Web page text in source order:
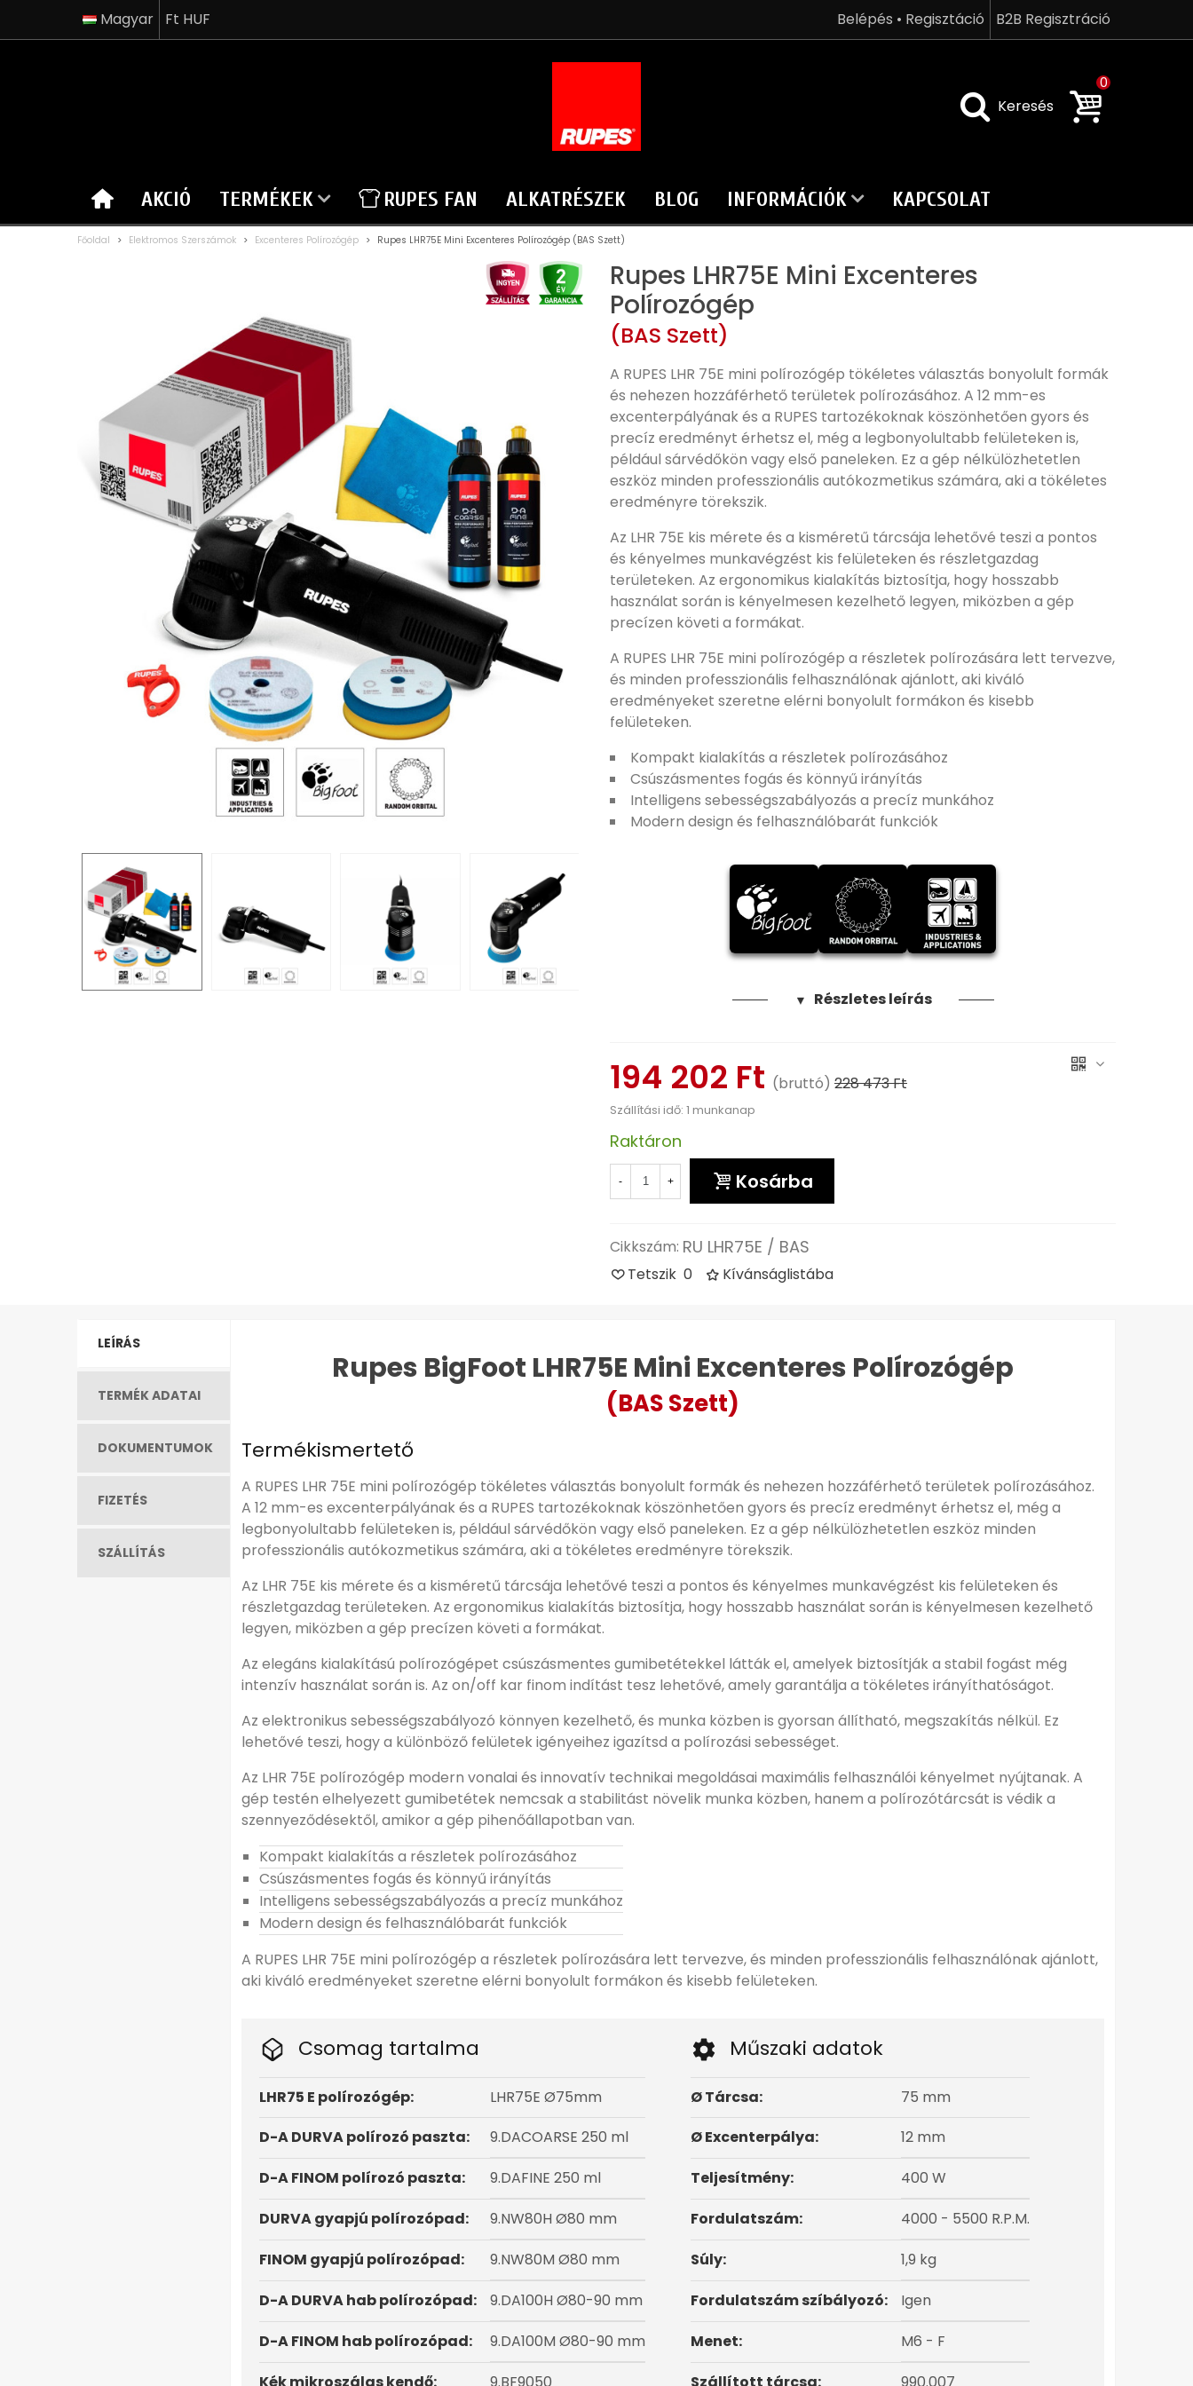
Magyar Ft HUF Belépés • Regisztáció B2B Regisztráció
Keresés
0
AKCIÓ TERMÉKEK RUPES FAN ALKATRÉSZEK BLOG INFORMÁCIÓK KAPCSOLAT
Főoldal > Elektromos Szerszámok > Excenteres Polírozógép > Rupes LHR75E Mini Excenteres Polírozógép (BAS Szett)
Rupes LHR75E Mini Excenteres
Polírozógép
(BAS Szett)
A RUPES LHR 75E mini polírozógép tökéletes választás bonyolult formák
és nehezen hozzáférhető területek polírozásához. A 12 mm-es
excenterpályának és a RUPES tartozékoknak köszönhetően gyors és
precíz eredményt érhetsz el, még a legbonyolultabb felületeken is,
például sárvédőkön vagy első paneleken. Ez a gép nélkülözhetetlen
eszköz minden professzionális autókozmetikus számára, aki a tökéletes
eredményre törekszik.
Az LHR 75E kis mérete és a kisméretű tárcsája lehetővé teszi a pontos
és kényelmes munkavégzést kis felületeken és részletgazdag
területeken. Az ergonomikus kialakítás biztosítja, hogy hosszabb
használat során is kényelmesen kezelhető legyen, miközben a gép
precízen követi a formákat.
A RUPES LHR 75E mini polírozógép a részletek polírozására lett tervezve,
és minden professzionális felhasználónak ajánlott, aki kiváló
eredményeket szeretne elérni bonyolult formákon és kisebb
felületeken.
Kompakt kialakítás a részletek polírozásához
Csúszásmentes fogás és könnyű irányítás
Intelligens sebességszabályozás a precíz munkához
Modern design és felhasználóbarát funkciók
▼ Részletes leírás
194 202 Ft (bruttó) 228 473 Ft
Szállítási idő: 1 munkanap
Raktáron
- + Kosárba
Cikkszám: RU LHR75E / BAS
Tetszik 0 Kívánságlistába
LEÍRÁS
TERMÉK ADATAI
DOKUMENTUMOK
FIZETÉS
SZÁLLÍTÁS
Rupes BigFoot LHR75E Mini Excenteres Polírozógép
(BAS Szett)
Termékismertető
A RUPES LHR 75E mini polírozógép tökéletes választás bonyolult formák és nehezen hozzáférhető területek polírozásához.
A 12 mm-es excenterpályának és a RUPES tartozékoknak köszönhetően gyors és precíz eredményt érhetsz el, még a
legbonyolultabb felületeken is, például sárvédőkön vagy első paneleken. Ez a gép nélkülözhetetlen eszköz minden
professzionális autókozmetikus számára, aki a tökéletes eredményre törekszik.
Az LHR 75E kis mérete és a kisméretű tárcsája lehetővé teszi a pontos és kényelmes munkavégzést kis felületeken és
részletgazdag területeken. Az ergonomikus kialakítás biztosítja, hogy hosszabb használat során is kényelmesen kezelhető
legyen, miközben a gép precízen követi a formákat.
Az elegáns kialakítású polírozógépet csúszásmentes gumibetétekkel látták el, amelyek biztosítják a stabil fogást még
intenzív használat során is. Az on/off kar finom indítást tesz lehetővé, amely garantálja a tökéletes irányíthatóságot.
Az elektronikus sebességszabályozó könnyen kezelhető, és munka közben is gyorsan állítható, megszakítás nélkül. Ez
lehetővé teszi, hogy a különböző felületek igényeihez igazítsd a polírozási sebességet.
Az LHR 75E polírozógép modern vonalai és innovatív technikai megoldásai maximális felhasználói kényelmet nyújtanak. A
gép testén elhelyezett gumibetétek nemcsak a stabilitást növelik munka közben, hanem a polírozótárcsát is védik a
szennyeződésektől, amikor a gép pihenőállapotban van.
Kompakt kialakítás a részletek polírozásához
Csúszásmentes fogás és könnyű irányítás
Intelligens sebességszabályozás a precíz munkához
Modern design és felhasználóbarát funkciók
A RUPES LHR 75E mini polírozógép a részletek polírozására lett tervezve, és minden professzionális felhasználónak ajánlott,
aki kiváló eredményeket szeretne elérni bonyolult formákon és kisebb felületeken.
Csomag tartalma
LHR75 E polírozógép:
LHR75E Ø75mm
D-A DURVA polírozó paszta:
9.DACOARSE 250 ml
D-A FINOM polírozó paszta:
9.DAFINE 250 ml
DURVA gyapjú polírozópad:
9.NW80H Ø80 mm
FINOM gyapjú polírozópad:
9.NW80M Ø80 mm
D-A DURVA hab polírozópad:
9.DA100H Ø80-90 mm
D-A FINOM hab polírozópad:
9.DA100M Ø80-90 mm
Műszaki adatok
Ø Tárcsa:
75 mm
Ø Excenterpálya:
12 mm
Teljesítmény:
400 W
Fordulatszám:
4000 - 5500 R.P.M.
Súly:
1,9 kg
Fordulatszám szíbályozó:
Igen
Menet:
M6 - F